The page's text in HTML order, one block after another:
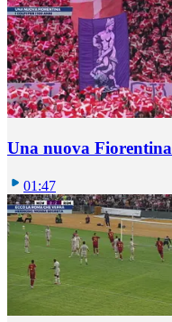
Una nuova Fiorentina
01:47